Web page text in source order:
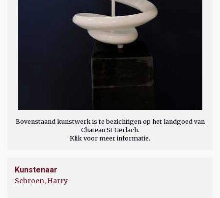
Bovenstaand kunstwerk is te bezichtigen op het landgoed van
Chateau St Gerlach.
Klik voor meer informatie.
Kunstenaar
Schroen, Harry